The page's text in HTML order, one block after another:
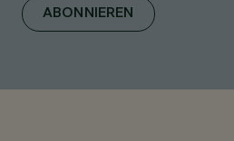
ABONNIEREN